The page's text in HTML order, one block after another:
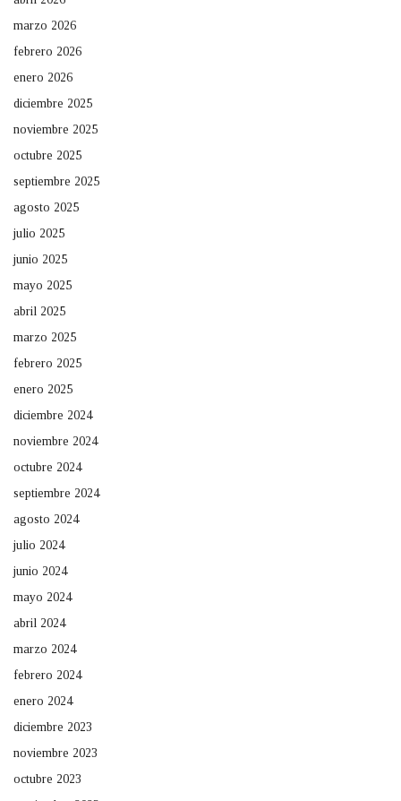
marzo 2026
febrero 2026
enero 2026
diciembre 2025
noviembre 2025
octubre 2025
septiembre 2025
agosto 2025
julio 2025
junio 2025
mayo 2025
abril 2025
marzo 2025
febrero 2025
enero 2025
diciembre 2024
noviembre 2024
octubre 2024
septiembre 2024
agosto 2024
julio 2024
junio 2024
mayo 2024
abril 2024
marzo 2024
febrero 2024
enero 2024
diciembre 2023
noviembre 2023
octubre 2023